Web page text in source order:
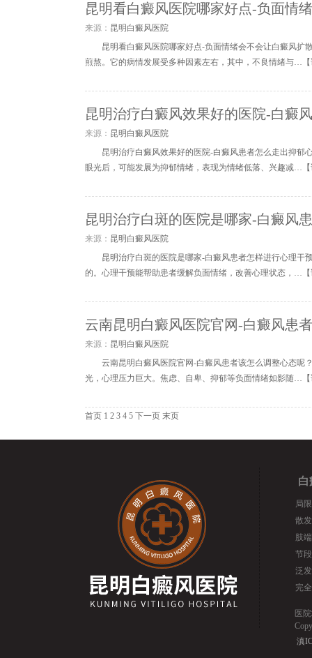
昆明看白癜风医院哪家好点-负面情
来源： 昆明白癜风医院
昆明看白癜风医院哪家好点-负面情绪会不会让白癜风扩
煎熬。它的病情发展受多种因素左右，其中，不良情绪与…【
昆明治疗白癜风效果好的医院-白癜
来源： 昆明白癜风医院
昆明治疗白癜风效果好的医院-白癜风患者怎么走出抑郁
眼光后，可能发展为抑郁情绪，表现为情绪低落、兴趣减…【
昆明治疗白斑的医院是哪家-白癜风
来源： 昆明白癜风医院
昆明治疗白斑的医院是哪家-白癜风患者怎样进行心理干
的。心理干预能帮助患者缓解负面情绪，改善心理状态，…【
云南昆明白癜风医院官网-白癜风患
来源： 昆明白癜风医院
云南昆明白癜风医院官网-白癜风患者该怎么调整心态呢
光，心理压力巨大。焦虑、自卑、抑郁等负面情绪如影随…【
首页 1 2 3 4 5 下一页 末页
白
局
散
肢
节
泛
完
医
滇